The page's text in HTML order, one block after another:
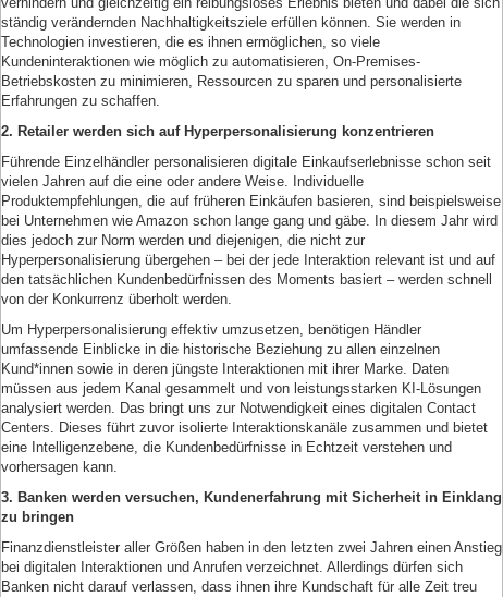
ständig verändernden Nachhaltigkeitsziele erfüllen können. Sie werden in
Technologien investieren, die es ihnen ermöglichen, so viele
Kundeninteraktionen wie möglich zu automatisieren, On-Premises-
Betriebskosten zu minimieren, Ressourcen zu sparen und personalisierte
Erfahrungen zu schaffen.
2. Retailer werden sich auf Hyperpersonalisierung konzentrieren
Führende Einzelhändler personalisieren digitale Einkaufserlebnisse schon seit
vielen Jahren auf die eine oder andere Weise. Individuelle
Produktempfehlungen, die auf früheren Einkäufen basieren, sind beispielsweise
bei Unternehmen wie Amazon schon lange gang und gäbe. In diesem Jahr wird
dies jedoch zur Norm werden und diejenigen, die nicht zur
Hyperpersonalisierung übergehen – bei der jede Interaktion relevant ist und auf
den tatsächlichen Kundenbedürfnissen des Moments basiert – werden schnell
von der Konkurrenz überholt werden.
Um Hyperpersonalisierung effektiv umzusetzen, benötigen Händler
umfassende Einblicke in die historische Beziehung zu allen einzelnen
Kund*innen sowie in deren jüngste Interaktionen mit ihrer Marke. Daten
müssen aus jedem Kanal gesammelt und von leistungsstarken KI-Lösungen
analysiert werden. Das bringt uns zur Notwendigkeit eines digitalen Contact
Centers. Dieses führt zuvor isolierte Interaktionskanäle zusammen und bietet
eine Intelligenzebene, die Kundenbedürfnisse in Echtzeit verstehen und
vorhersagen kann.
3. Banken werden versuchen, Kundenerfahrung mit Sicherheit in Einklang
zu bringen
Finanzdienstleister aller Größen haben in den letzten zwei Jahren einen Anstieg
bei digitalen Interaktionen und Anrufen verzeichnet. Allerdings dürfen sich
Banken nicht darauf verlassen, dass ihnen ihre Kundschaft für alle Zeit treu